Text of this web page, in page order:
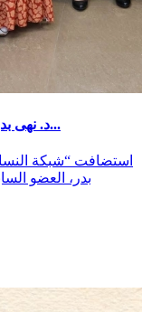
د. نهى بدر لـ”شبكة النساء الرياديات العربيات” بمركز...
استضافت “شبكة
بدر، العضو